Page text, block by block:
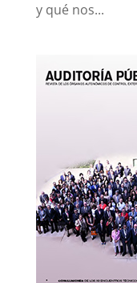
y qué nos...